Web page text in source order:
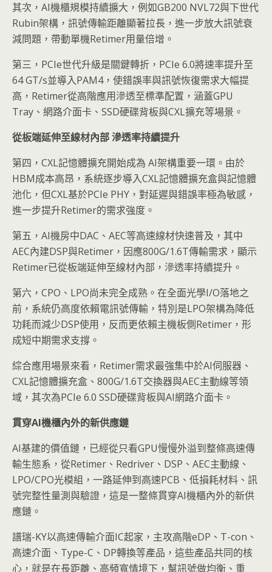
其次，AI機櫃規模持續擴大，例如GB200 NVL72與下世代
Rubin架構，訊號傳輸距離顯著拉長，進一步放大訊號衰
減問題，帶動單機Retimer用量倍增。
第三，PCIe世代升級是關鍵轉折，PCIe 6.0將速率提升至
64 GT/s並導入PAM4，使錯誤率與訊號恢復需求大幅提
高，Retimer從高階應用滲透至標準配置，涵蓋GPU
Tray、網路介面卡、SSD硬碟背板與CXL擴充等場景。
從板端延伸至線材內部滲透率持續提升
第四，CXL記憶體擴充開始成為 AI架構重要一環。由於
HBM成本高昂，系統逐步導入CXL記憶體擴充盒與記憶體
池化，但CXL基於PCIe PHY，對延遲與錯誤率極為敏感，
進一步提升Retimer的需求強度。
第五，AI機房中DAC、AEC等高速線材快速普及，其中
AEC內建DSP與Retimer，因應800G/1.6T傳輸需求，顯示
Retimer已從板端延伸至線材內部，滲透率持續提升。
第六，CPO、LPO尚未完全成熟。在全面光學I/O落地之
前，系統仍高度依賴電訊號傳輸，特別是LPO架構為降低
功耗而減少DSP使用，反而更依賴主機板側Retimer，形
成短中期需求支撐。
綜合應用場景來看，Retimer需求最強集中於AI伺服器、
CXL記憶體擴充盒、800G/1.6T交換器與AEC主動線等領
域，其次為PCIe 6.0 SSD硬碟背板與AI網路介面卡。
貫穿AI機櫃內外的新供應鏈
AI基建的價值鏈，已經從只看GPU慢慢外溢到整條高速傳
輸生態系，從Retimer、Redriver、DSP、AEC主動線、
LPO/CPO光模組，一路延伸到高速PCB、低損耗材料、訊
號完整性量測與驗證，這是一整條貫穿AI機櫃內外的新供
應鏈。
譜瑞-KY以高速傳輸介面IC起家，主攻高階eDP、T-con、
高速介面、Type-C、DP轉換等產品，這些產品共同的核
心，就是在長距離、高頻寬情境下，幫訊號做均衡、重